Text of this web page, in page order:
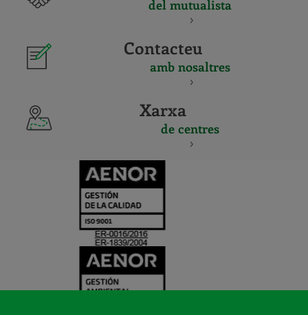
del mutualista
Contacteu
amb nosaltres
Xarxa
de centres